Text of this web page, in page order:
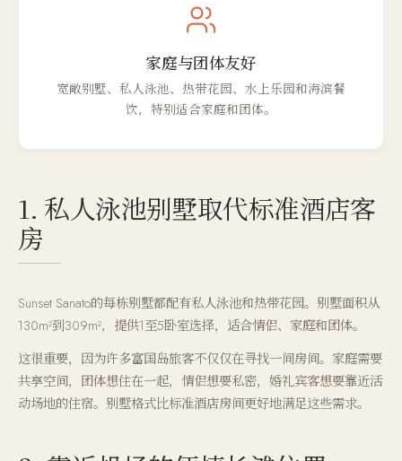
家庭与团体友好
宽敞别墅、私人泳池、热带花园、水上乐园和海滨餐
饮，特别适合家庭和团体。
1. 私人泳池别墅取代标准酒店客
房
Sunset Sanato的每栋别墅都配有私人泳池和热带花园。别墅面积从
130m²到309m²，提供1至5卧室选择，适合情侣、家庭和团体。
这很重要，因为许多富国岛旅客不仅仅在寻找一间房间。家庭需要
共享空间，团体想住在一起，情侣想要私密，婚礼宾客想要靠近活
动场地的住宿。别墅格式比标准酒店房间更好地满足这些需求。